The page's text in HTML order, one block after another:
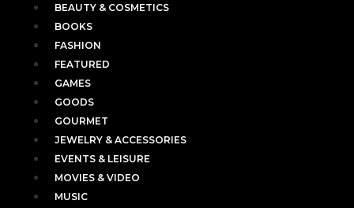
BEAUTY & COSMETICS
BOOKS
FASHION
FEATURED
GAMES
GOODS
GOURMET
JEWELRY & ACCESSORIES
EVENTS & LEISURE
MOVIES & VIDEO
MUSIC